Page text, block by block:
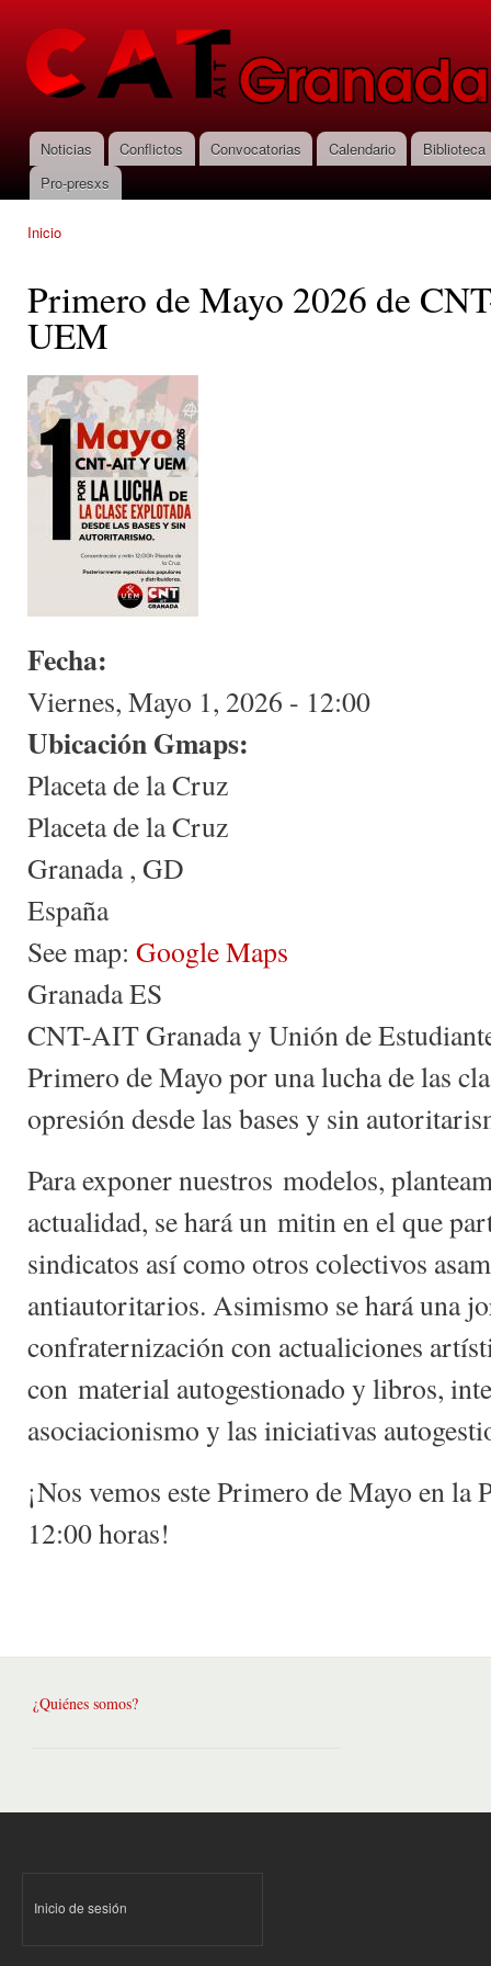
CNT-AIT
Granada
Menú principal
Noticias Conflictos Convocatorias Calendario
Biblioteca
Pro-presxs
Inicio
Primero de Mayo 2026 de
UEM
Fecha:
Viernes, Mayo 1, 2026 - 12:00
Ubicación Gmaps:
Placeta de la Cruz
Placeta de la Cruz
Granada, GD
España
See map: Google Maps
Granada ES
CNT-AIT Granada y Unión de
Primero de Mayo por una lucha de las
opresión desde las bases y sin
Para exponer nuestros modelos,
actualidad, se hará un mitin en el que
sindicatos así como otros colectivos
antiautoritarios. Asimismo se hará una
confraternización con actualiciones
con material autogestionado y libros,
asociacionismo y las iniciativas
¡Nos vemos este Primero de Mayo en la
12:00 horas!
¿Quiénes somos?
Inicio de sesión